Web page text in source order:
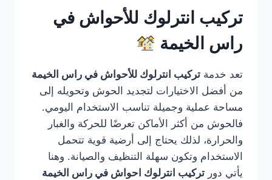
تركيب انترلوك للأحواش في
راس الخيمة
تعد خدمة تركيب انترلوك للأحواش في راس الخيمة
من أفضل الاختيارات لتجديد الحوش وتحويله إلى
مساحة عملية وجميلة تناسب الاستخدام اليومي.
فالحوش من أكثر الأماكن تعرضًا للحركة والغبار
والحرارة، لذلك يحتاج إلى أرضية قوية تتحمل
الاستخدام وتكون سهلة التنظيف والصيانة. وهنا
يأتي دور تركيب انترلوك احواش في راس الخيمة